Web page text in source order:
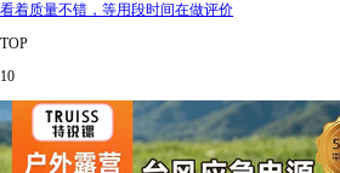
看着质量不错，等用段时间在做评价
TOP
10